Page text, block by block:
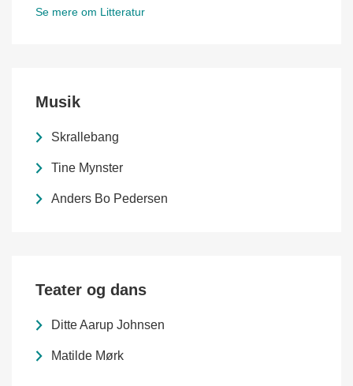
Se mere om Litteratur
Musik
Skrallebang
Tine Mynster
Anders Bo Pedersen
Teater og dans
Ditte Aarup Johnsen
Matilde Mørk